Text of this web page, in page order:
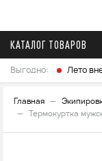
КАТАЛОГ ТОВАРОВ
Выгодно: Лето
Главная
Термокуртка